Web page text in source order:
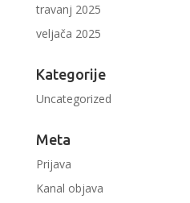
travanj 2025
veljača 2025
Kategorije
Uncategorized
Meta
Prijava
Kanal objava